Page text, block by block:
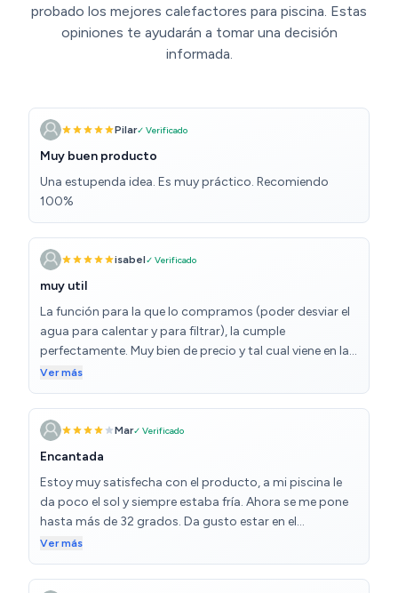
probado los mejores calefactores para piscina. Estas
opiniones te ayudarán a tomar una decisión
informada.
Pilar✓ Verificado
Muy buen producto
Una estupenda idea. Es muy práctico. Recomiendo
100%
isabel✓ Verificado
muy util
La función para la que lo compramos (poder desviar el
agua para calentar y para filtrar), la cumple
perfectamente. Muy bien de precio y tal cual viene en la
foto.
Ver más
Mar✓ Verificado
Encantada
Estoy muy satisfecha con el producto, a mi piscina le
da poco el sol y siempre estaba fría. Ahora se me pone
hasta más de 32 grados. Da gusto estar en el
agua,compré una manta de 800 micras que le pongo
por la noche y al día siguiente está en 30
aproximadamente. La pongo un par de horas y ya está
Ver más